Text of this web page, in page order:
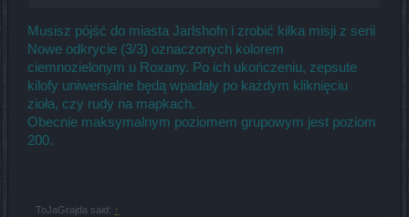
Musisz pójść do miasta Jarlshofn i zrobić kilka misji z serii
Nowe odkrycie (3/3) oznaczonych kolorem
ciemnozielonym u Roxany. Po ich ukończeniu, zepsute
kilofy uniwersalne będą wpadały po każdym kliknięciu
zioła, czy rudy na mapkach.
Obecnie maksymalnym poziomem grupowym jest poziom
200.
ToJaGrajda said: ↑